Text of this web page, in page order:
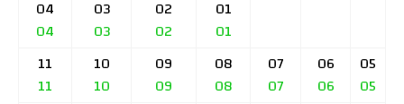
01
01
02
02
03
03
04
04
05
05
06
06
07
07
08
08
09
09
10
10
11
11